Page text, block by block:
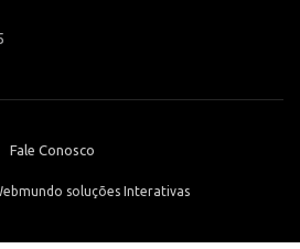
Fale Conosco
soluções Interativas